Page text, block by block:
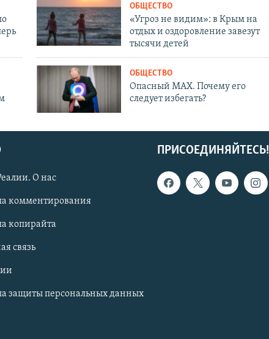
ОБЩЕСТВО
«Угроз не видим»: в Крым на
отдых и оздоровление завезут
тысячи детей
ОБЩЕСТВО
Опасный MAX. Почему его
следует избегать?
ПРИСОЕДИНЯЙТЕСЬ!
О нас
комментирования
копирайта
связь
защиты персональных данных